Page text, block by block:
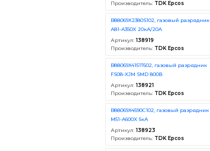
Производитель: TDK Epcos
B88069X2380S102, газовый разрядник
A81-A350X 20кA/20A
Артикул: 138919
Производитель: TDK Epcos
B88069X4151T602, газовый разрядник
FS08-XJM SMD 800В
Артикул: 138921
Производитель: TDK Epcos
B88069X4590C102, газовый разрядник
M51-A600X 5кА
Артикул: 138923
Производитель: TDK Epcos